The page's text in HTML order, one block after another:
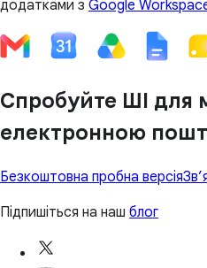
додатками з Google
Спробуйте ШІ для
електронною
Безкоштовна пробна версія
Підпишіться на наш блог